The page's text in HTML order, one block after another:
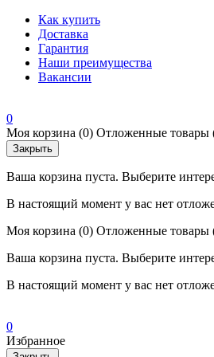
Как купить
Доставка
Гарантия
Наши преимущества
Вакансии
0
Моя корзина (0) Отложенные товары
Закрыть
Ваша корзина пуста. Выберите
В настоящий момент у вас нет
Моя корзина (0) Отложенные товары
Ваша корзина пуста. Выберите
В настоящий момент у вас нет
0
Избранное